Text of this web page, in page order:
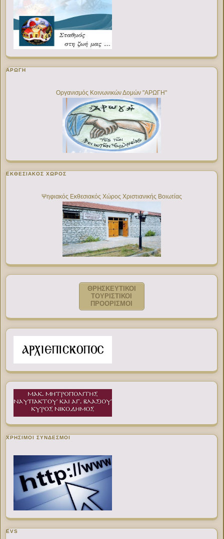
ΑΡΩΓΗ
Οργανισμός Κοινωνικών Δομών "ΑΡΩΓΗ"
ΕΚΘΕΣΙΑΚΌΣ ΧΏΡΟΣ
Ψηφιακός Εκθεσιακός Χώρος Χριστιανικής Βοιωτίας
ΘΡΗΣΚΕΥΤΙΚΟΙ
ΤΟΥΡΙΣΤΙΚΟΙ
ΠΡΟΟΡΙΣΜΟΙ
ΧΡΉΣΙΜΟΙ ΣΎΝΔΕΣΜΟΙ
EVS